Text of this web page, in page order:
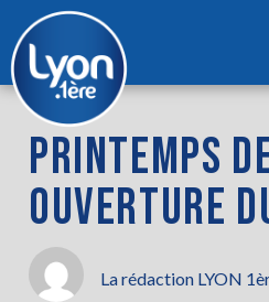
PRINTEMPS
OUVERTURE
La rédaction LYON